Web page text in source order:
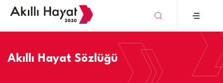
Akıllı Hayat Sözlüğü